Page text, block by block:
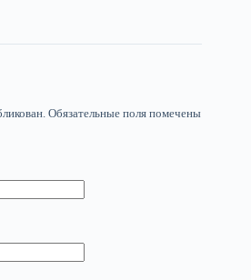
Обязательные поля помечены